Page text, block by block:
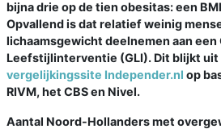
bijna drie op de tien obesitas: een
Opvallend is dat relatief weinig
lichaamsgewicht deelnemen aan een
Leefstijlinterventie (GLI). Dit blijkt uit
vergelijkingssite Independer.nl op
RIVM, het CBS en Nivel.
Aantal Noord-Hollanders met